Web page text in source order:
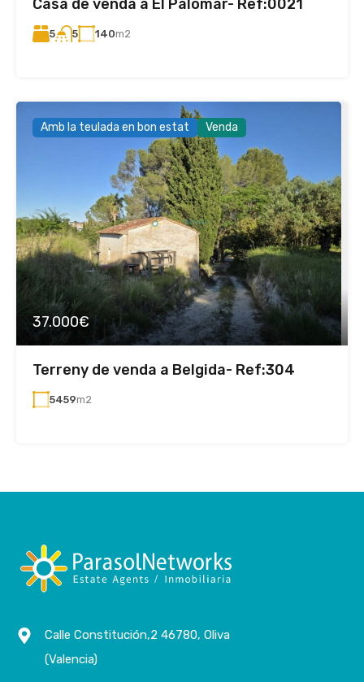
Casa de venda a El Palomar- Ref:0021
5 5 140m2
Amb la teulada en bon estat Venda
37.000€
Terreny de venda a Belgida- Ref:304
5459m2
Calle Constitución,2 46780, Oliva
(Valencia)